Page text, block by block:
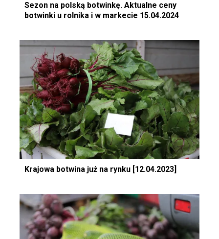
Sezon na polską botwinkę. Aktualne ceny
botwinki u rolnika i w markecie 15.04.2024
Krajowa botwina już na rynku [12.04.2023]